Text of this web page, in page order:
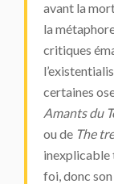
avant la
la
critiques
certaines
Amants du
ou de The
inexplicable
foi, donc son